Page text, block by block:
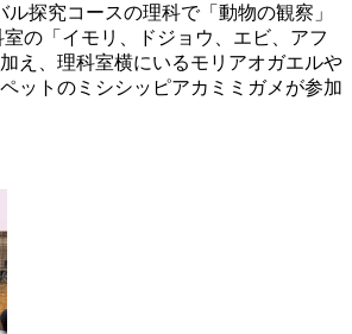
探究コースの理科で「動物の観察」
の「イモリ、ドジョウ、エビ、アフ
え、理科室横にいるモリアオガエルや
ットのミシシッピアカミミガメが参加